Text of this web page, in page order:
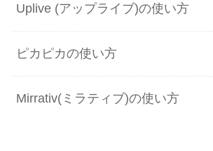
Uplive (アップライブ)の使い方
ピカピカの使い方
Mirrativ(ミラティブ)の使い方